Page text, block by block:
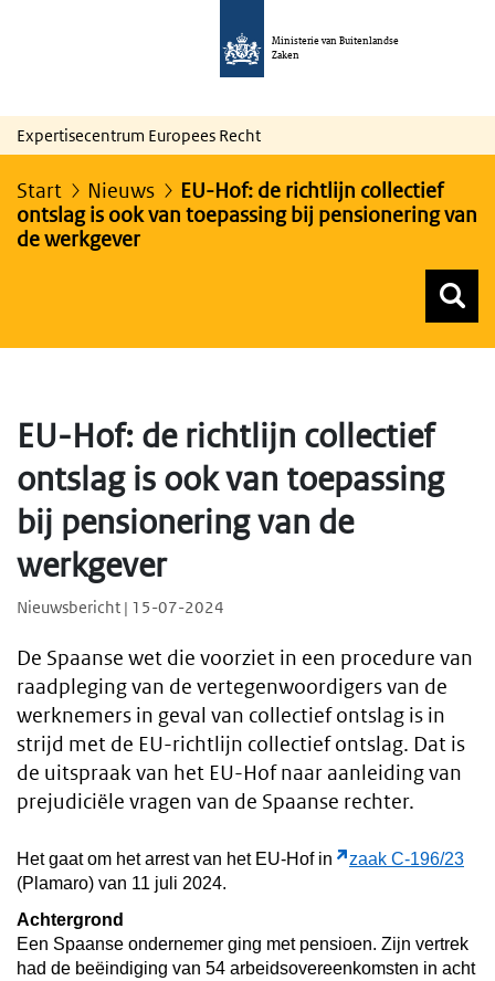
Ministerie van Buitenlandse
Zaken
Expertisecentrum Europees Recht
Start Nieuws
EU-Hof: de richtlijn collectief
ontslag is ook van toepassing bij pensionering van
de werkgever
EU-Hof: de richtlijn collectief
ontslag is ook van toepassing
bij pensionering van de
werkgever
Nieuwsbericht | 15-07-2024
De Spaanse wet die voorziet in een procedure van
raadpleging van de vertegenwoordigers van de
werknemers in geval van collectief ontslag is in
strijd met de EU-richtlijn collectief ontslag. Dat is
de uitspraak van het EU-Hof naar aanleiding van
prejudiciële vragen van de Spaanse rechter.
Het gaat om het arrest van het EU-Hof in
zaak C-196/23
(Plamaro) van 11 juli 2024.
Achtergrond
Een Spaanse ondernemer ging met pensioen. Zijn vertrek
had de beëindiging van 54 arbeidsovereenkomsten in acht